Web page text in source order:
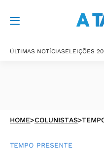
ÚLTIMAS NOTÍCIASELEIÇÕES
HOME>COLUNISTAS>
TEMPO PRESENTE